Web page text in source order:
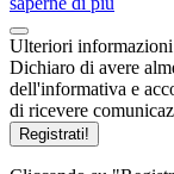
Ulteriori informazioni
Dichiaro di avere
dell'informativa e
di ricevere
Registrati!